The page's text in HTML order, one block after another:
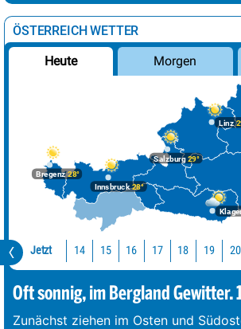
ÖSTERREICH WETTER
Heute Morgen
Bregenz28°
Innsbruck28°
Linz
Salzburg29°
Jetzt 14 15 16 17 18 19 20
Oft sonnig, im Bergland Gewitter.
Zunächst ziehen im Osten und